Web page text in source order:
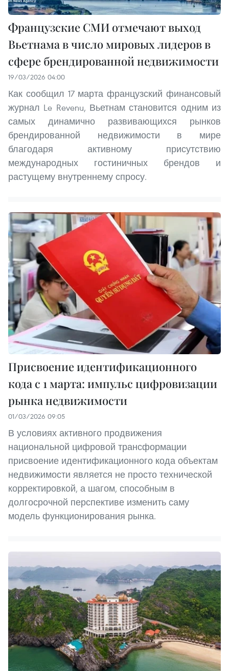
Французские СМИ отмечают выход
Вьетнама в число мировых лидеров в
сфере брендированной недвижимости
19/03/2026 04:00
Как сообщил 17 марта французский финансовый
журнал Le Revenu, Вьетнам становится одним из
самых динамично развивающихся рынков
брендированной недвижимости в мире
благодаря активному присутствию
международных гостиничных брендов и
растущему внутреннему спросу.
Присвоение идентификационного
кода с 1 марта: импульс цифровизации
рынка недвижимости
01/03/2026 09:05
В условиях активного продвижения
национальной цифровой трансформации
присвоение идентификационного кода объектам
недвижимости является не просто технической
корректировкой, а шагом, способным в
долгосрочной перспективе изменить саму
модель функционирования рынка.